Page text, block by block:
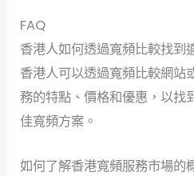
FAQ
香港人如何透過寬頻比較找到
香港人可以透過寬頻比較網站
務的特點、價格和優惠，以找
佳寬頻方案。
如何了解香港寬頻服務市場的